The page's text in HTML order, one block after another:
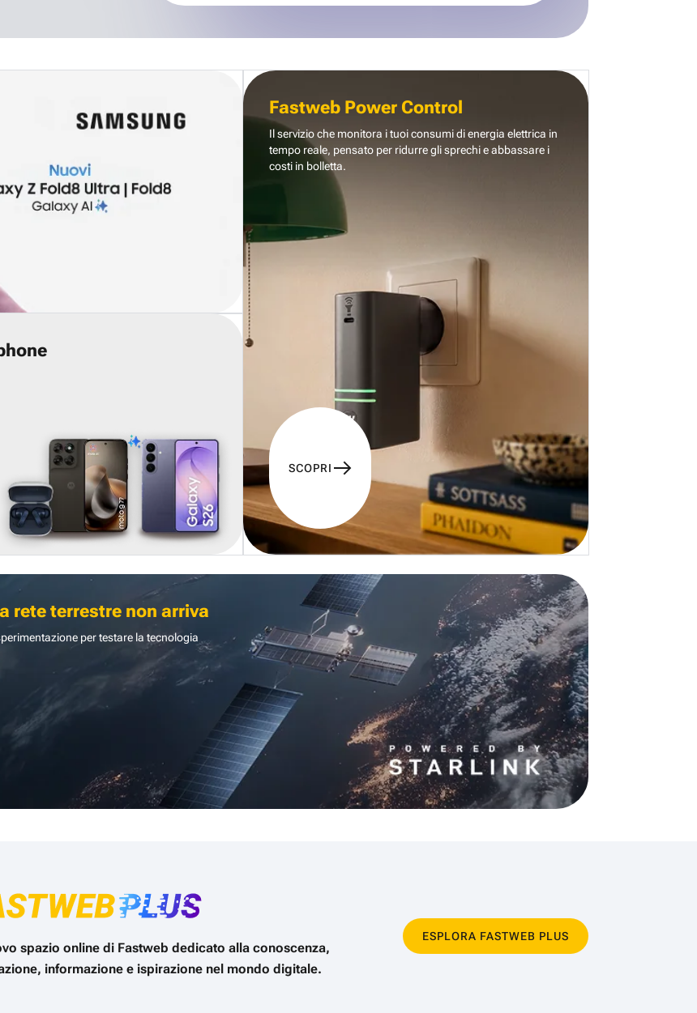
Fastweb Power Control
Il servizio che monitora i tuoi consumi di energia elettrica in
tempo reale, pensato per ridurre gli sprechi e abbassare i
costi in bolletta.
SCOPRI
rete terrestre non arriva
per testare la tecnologia
spazio online di Fastweb dedicato alla conoscenza,
informazione e ispirazione nel mondo digitale.
ESPLORA FASTWEB PLUS